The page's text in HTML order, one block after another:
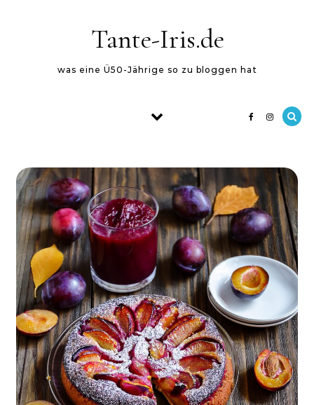
Tante-Iris.de
was eine Ü50-Jährige so zu bloggen hat